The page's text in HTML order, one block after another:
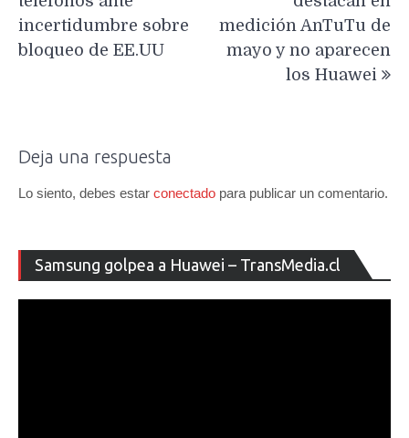
incertidumbre sobre
bloqueo de EE.UU
medición AnTuTu de
mayo y no aparecen
los Huawei
Deja una respuesta
Lo siento, debes estar conectado para publicar un comentario.
Samsung golpea a Huawei – TransMedia.cl
de